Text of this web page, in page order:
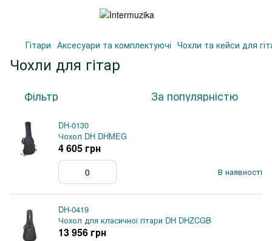
Гітари Аксесуари та комплектуючі Чохли та кейси для
Чохли для гітар
Фільтр За популярністю
DH-0130
Чохол DH DHMEG
В наявності
4 605 грн
DH-0419
Чохол для класичної гітари DH DHZCGB
13 956 грн